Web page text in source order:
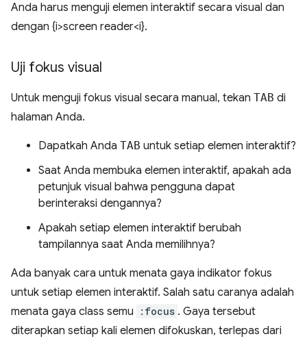
Anda harus menguji elemen interaktif secara visual dan
dengan {i>screen reader<i}.
Uji fokus visual
Untuk menguji fokus visual secara manual, tekan TAB di
halaman Anda.
Dapatkah Anda TAB untuk setiap elemen interaktif?
Saat Anda membuka elemen interaktif, apakah ada
petunjuk visual bahwa pengguna dapat
berinteraksi dengannya?
Apakah setiap elemen interaktif berubah
tampilannya saat Anda memilihnya?
Ada banyak cara untuk menata gaya indikator fokus
untuk setiap elemen interaktif. Salah satu caranya adalah
menata gaya class semu
:focus . Gaya tersebut
diterapkan setiap kali elemen difokuskan, terlepas dari